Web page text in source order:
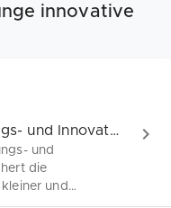
innovative
ERP-Digitalisierungs- und Innovationskredit erklärt
und
die
und
Die